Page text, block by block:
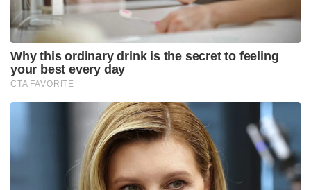
Why this ordinary drink is the secret to feeling
your best every day
CTA FAVORITE